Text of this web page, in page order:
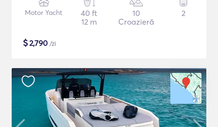
Motor Yacht
40 ft
12 m
10
Croazieră
2
$2,790 /zi